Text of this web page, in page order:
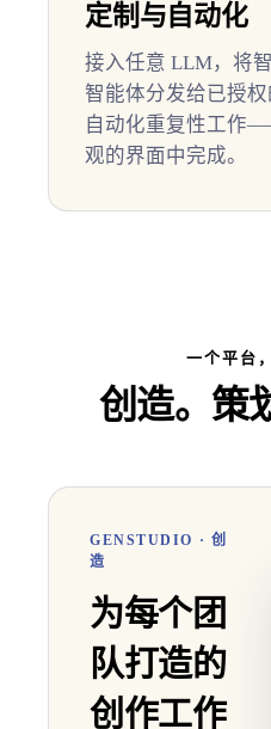
定制与自动化
接入任意 LLM，将
智能体分发给已授
自动化重复性工作
观的界面中完成。
一个平台
创造。策
GENSTUDIO · 创
造
为每个团
队打造的
创作工作